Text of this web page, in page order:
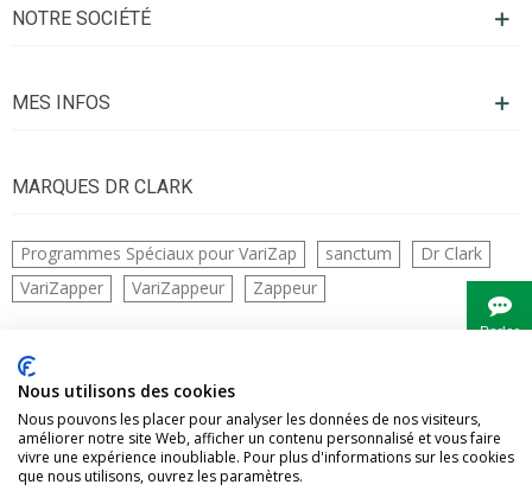
NOTRE SOCIÉTÉ
MES INFOS
MARQUES DR CLARK
Programmes Spéciaux pour VariZap sanctum
Dr Clark
VariZapper
VariZappeur Zappeur
CONTACTS
Parler
Nous utilisons des cookies
Nous pouvons les placer pour analyser les données de nos visiteurs,
améliorer notre site Web, afficher un contenu personnalisé et vous faire
vivre une expérience inoubliable. Pour plus d'informations sur les cookies
que nous utilisons, ouvrez les paramètres.